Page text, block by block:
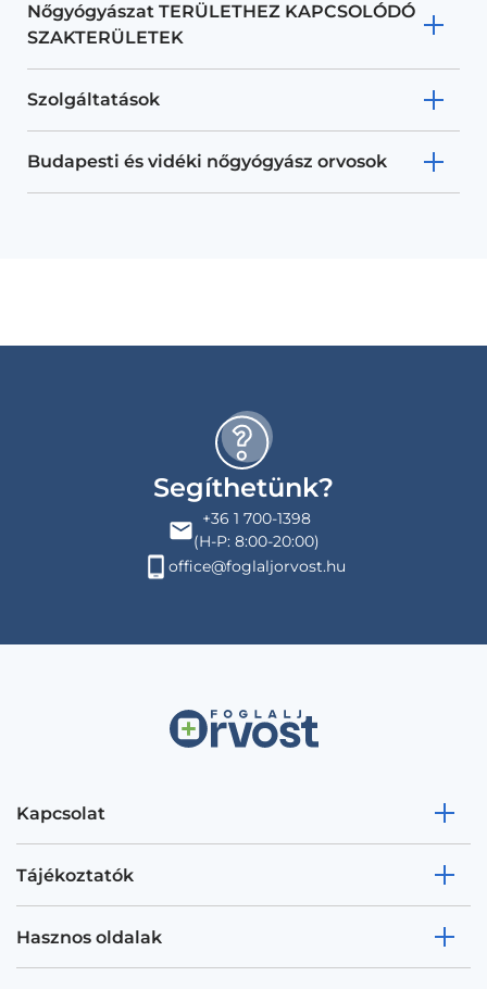
Nőgyógyászat TERÜLETHEZ KAPCSOLÓDÓ
SZAKTERÜLETEK
Szolgáltatások
Budapesti és vidéki nőgyógyász orvosok
Segíthetünk?
+36 1 700-1398
(H-P: 8:00-20:00)
office@foglaljorvost.hu
Kapcsolat
Tájékoztatók
Hasznos oldalak